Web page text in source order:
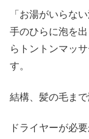
「お湯がいらな
手のひらに泡を
らトントンマッ
す。
結構、髪の毛まで
ドライヤーが必